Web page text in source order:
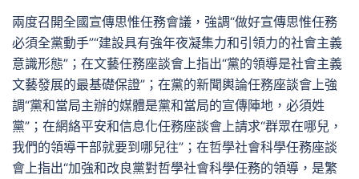
兩度召開全國宣傳思惟任務會議，強調“做好宣傳思惟任務
必須全黨動手”“建設具有強年夜凝集力和引領力的社會主義
意識形態”；在文藝任務座談會上指出“黨的領導是社會主義
文藝發展的最基礎保證”；在黨的新聞輿論任務座談會上強
調“黨和當局主辦的媒體是黨和當局的宣傳陣地，必須姓
黨”；在網絡平安和信息化任務座談會上請求“群眾在哪兒，
我們的領導干部就要到哪兒往”；在哲學社會科學任務座談
會上指出“加強和改良黨對哲學社會科學任務的領導，是繁